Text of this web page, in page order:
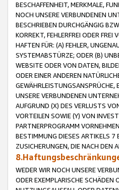
BESCHAFFENHEIT, MERKMALE,
NOCH UNSERE VERBUNDENEN
BESCHRIEBEN DURCHGÄNGIG
KORREKT, FEHLERFREI ODER
HAFTEN FÜR: (A) FEHLER,
SYSTEMABSTÜRZE; ODER (B)
WEBSITE ODER VON DATEN,
ODER EINER ANDEREN
GEWÄHRLEISTUNGSANSPRÜCHE,
UNSERE VERBUNDENEN
AUFGRUND (X) DES VERLUSTS
VORTEILEN SOWIE (Y) VON
PARTNERPROGRAMM
BESTIMMUNG DIESES ARTIKELS 7
ZUSICHERUNGEN, DIE NACH DEN
WEDER WIR NOCH UNSERE
ODER EXEMPLARISCHE SCHÄDEN